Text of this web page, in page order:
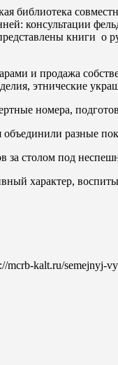
библиотека
консультации
книги о
и продажа
этнические
номера,
объединили разные
за столом под
характер,
mcrb-kalt.ru/semejnyj-